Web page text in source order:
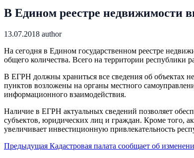
В Едином реестре недвижимости
13.07.2018 author
На сегодня в Едином государственном реестре
общего количества. Всего на территории
В ЕГРН должны храниться все сведения об объектах
пунктов возложены на органы местного
информационного взаимодействия.
Наличие в ЕГРН актуальных сведений позволяет
субъектов, юридических лиц и граждан. Кроме того,
увеличивает инвестиционную привлекательность
Предыдущая Кадастровая палата сообщает об